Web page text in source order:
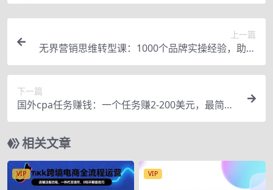
上一篇
无界营销思维转型课：1000个品牌实操经验，助你
销量倍增
下一篇
国外cpa任务赚钱：一个任务赚2-200美元，最简单
的赚美元项目！
相关文章
VIP VIP